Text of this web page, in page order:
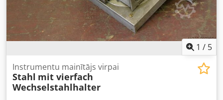
1 / 5
Instrumentu mainītājs virpai
Stahl mit vierfach
Wechselstahlhalter